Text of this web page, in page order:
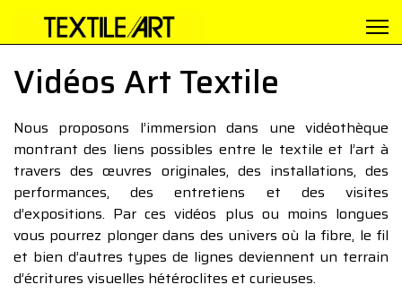
Vidéos Art Textile
Nous proposons l’immersion dans une vidéothèque
montrant des liens possibles entre le textile et l’art à
travers des œuvres originales, des installations, des
performances, des entretiens et des visites
d’expositions. Par ces vidéos plus ou moins longues
vous pourrez plonger dans des univers où la fibre, le fil
et bien d’autres types de lignes deviennent un terrain
d’écritures visuelles hétéroclites et curieuses.